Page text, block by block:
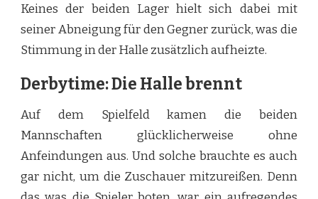
Keines der beiden Lager hielt sich dabei mit
seiner Abneigung für den Gegner zurück, was die
Stimmung in der Halle zusätzlich aufheizte.
Derbytime: Die Halle brennt
Auf dem Spielfeld kamen die beiden
Mannschaften glücklicherweise ohne
Anfeindungen aus. Und solche brauchte es auch
gar nicht, um die Zuschauer mitzureißen. Denn